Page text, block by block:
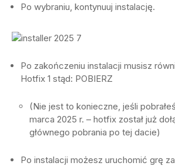
Po wybraniu, kontynuuj instalację.
Po zakończeniu instalacji musisz
Hotfix 1 stąd: POBIERZ
(Nie jest to konieczne, jeśli
marca 2025 r. – hotfix został już
głównego pobrania po tej dacie)
Po instalacji możesz uruchomić grę